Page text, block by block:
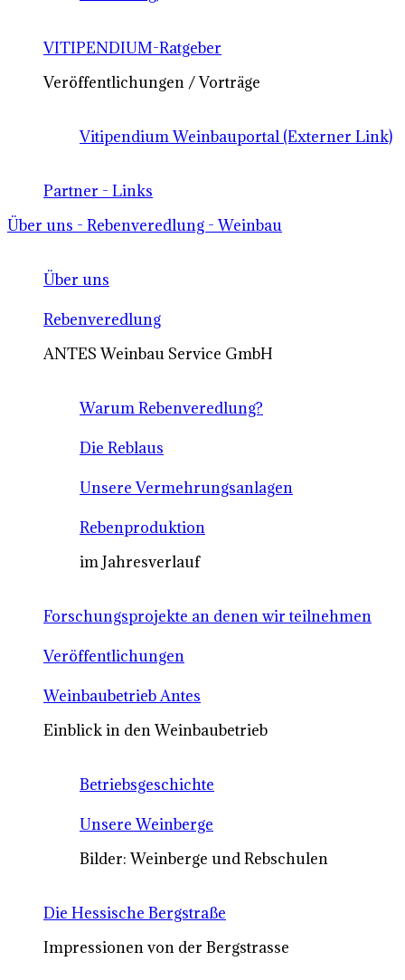
VITIPENDIUM-Ratgeber
Veröffentlichungen / Vorträge
Vitipendium Weinbauportal (Externer Link)
Partner - Links
Über uns - Rebenveredlung - Weinbau
Über uns
Rebenveredlung
ANTES Weinbau Service GmbH
Warum Rebenveredlung?
Die Reblaus
Unsere Vermehrungsanlagen
Rebenproduktion
im Jahresverlauf
Forschungsprojekte an denen wir teilnehmen
Veröffentlichungen
Weinbaubetrieb Antes
Einblick in den Weinbaubetrieb
Betriebsgeschichte
Unsere Weinberge
Bilder: Weinberge und Rebschulen
Die Hessische Bergstraße
Impressionen von der Bergstrasse